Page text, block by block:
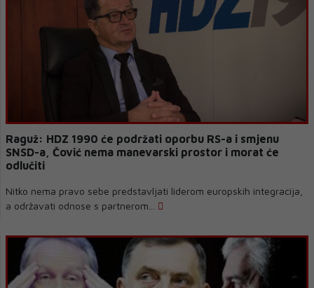
Raguž: HDZ 1990 će podržati oporbu RS-a i smjenu
SNSD-a, Čović nema manevarski prostor i morat će
odlučiti
Nitko nema pravo sebe predstavljati liderom europskih integracija,
a održavati odnose s partnerom...